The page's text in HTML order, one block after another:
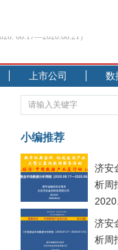
生？
突围之旅
07.27—2020.07.31）
起“跷跷板” 结构性失衡藏
显下行
现最弱
人
链解析
08.17—2020.08.21）
上市公司 数
小编推荐
济安
析周
济安
析周